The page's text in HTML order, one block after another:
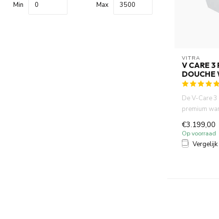
Min Max
VITRA
V CARE 3
DOUCHE
De V-Care
premium
bidetfunctie ...
€3.199,00
Op voorraad
Vergelijk